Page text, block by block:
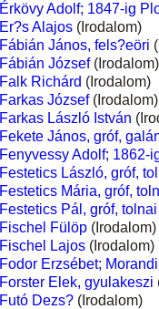
Érkövy Adolf; 1847-ig
Er?s Alajos(Irodalom)
Fábián János, fels?eöri
Fábián József(Irodalom)
Falk Richárd (Irodalom)
Farkas József(Irodalom)
Farkas László István
Fekete János, gróf,
Fenyvessy Adolf; 1862-
Festetics László, gróf,
Festetics Mária, gróf,
Festetics Pál, gróf, tolnai
Fischel Fülöp(Irodalom)
Fischel Lajos(Irodalom)
Fodor Erzsébet;
Forster Elek, gyulakeszi
Futó Dezs?(Irodalom)